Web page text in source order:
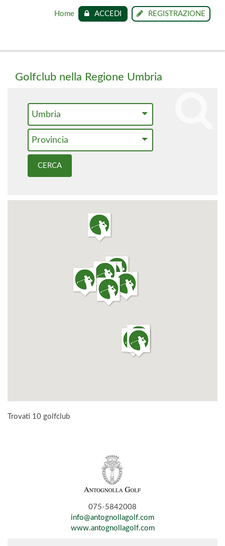
REGISTRAZIONE
ACCEDI
Home
Golfclub nella Regione Umbria
Umbria
Provincia
Trovati 10 golfclub
075-5842008
info@antognollagolf.com
www.antognollagolf.com